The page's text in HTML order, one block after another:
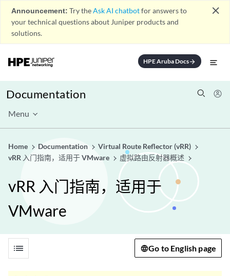
Announcement: Try theAsk AI chatbotfor answers to
your technical questions about Juniper products and
solutions.
close
HPE Aruba Docsarrow_forward
Documentation
Menu
Home Documentation
Virtual Route Reflector (vRR)
vRR 入门指南，适用于 VMware
虚拟路由反射器概述
vRR 入门指南，适用于
VMware
list Go to English page